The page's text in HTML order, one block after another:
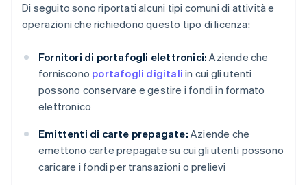
Di seguito sono riportati alcuni tipi comuni di attività e
operazioni che richiedono questo tipo di licenza:
Fornitori di portafogli elettronici: Aziende che
forniscono portafogli digitali in cui gli utenti
possono conservare e gestire i fondi in formato
elettronico
Emittenti di carte prepagate: Aziende che
emettono carte prepagate su cui gli utenti possono
caricare i fondi per transazioni o prelievi